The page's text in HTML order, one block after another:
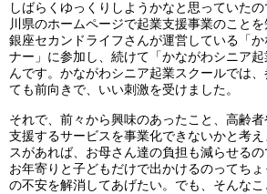
しばらくゆっくりしようかなと思っていた
川県のホームページで起業支援事業のことを
銀座セカンドライフさんが運営している「か
ナー」に参加し、続けて「かながわシニア
んです。かながわシニア起業スクールでは
ても前向きで、いい刺激を受けました。
それで、前々から興味のあったこと、高齢
支援するサービスを事業化できないかと考
スがあれば、お母さん達の負担も減らせるの
お年寄りと子どもだけで出かけるのってち
の不安を解消してあげたい。でも、そんなこ